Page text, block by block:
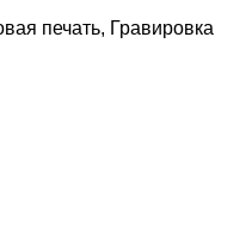
печать, Гравировка